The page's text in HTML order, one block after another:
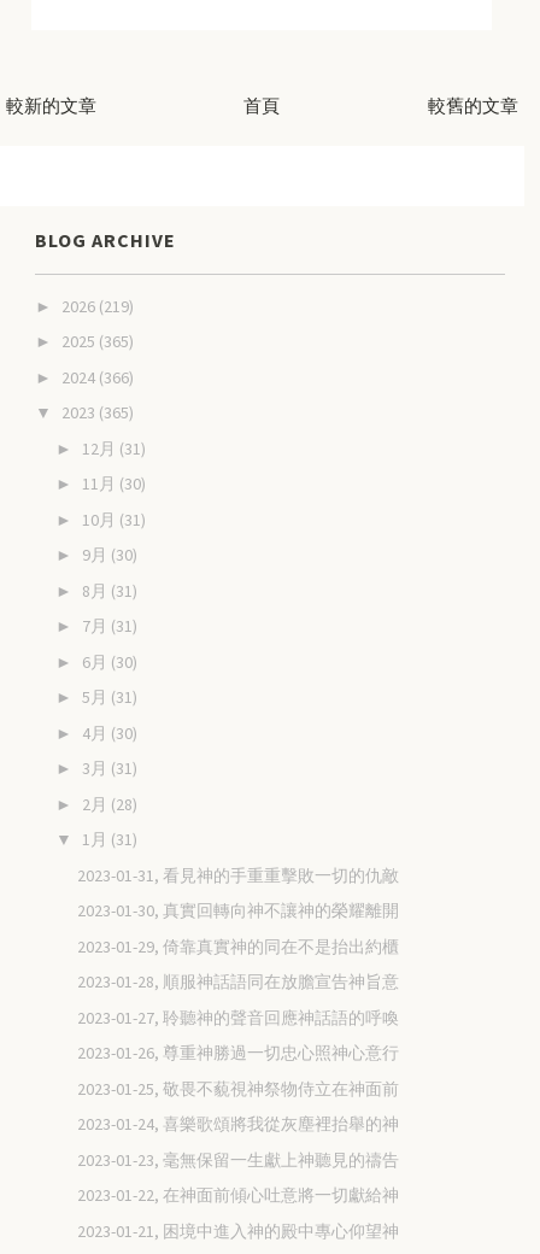
較新的文章 較舊的文章
首頁
BLOG ARCHIVE
► 2026 (219)
► 2025 (365)
► 2024 (366)
▼ 2023 (365)
► 12月 (31)
► 11月 (30)
► 10月 (31)
► 9月 (30)
► 8月 (31)
► 7月 (31)
► 6月 (30)
► 5月 (31)
► 4月 (30)
► 3月 (31)
► 2月 (28)
▼ 1月 (31)
2023-01-31, 看見神的手重重擊敗一切的仇敵
2023-01-30, 真實回轉向神不讓神的榮耀離開
2023-01-29, 倚靠真實神的同在不是抬出約櫃
2023-01-28, 順服神話語同在放膽宣告神旨意
2023-01-27, 聆聽神的聲音回應神話語的呼喚
2023-01-26, 尊重神勝過一切忠心照神心意行
2023-01-25, 敬畏不藐視神祭物侍立在神面前
2023-01-24, 喜樂歌頌將我從灰塵裡抬舉的神
2023-01-23, 毫無保留一生獻上神聽見的禱告
2023-01-22, 在神面前傾心吐意將一切獻給神
2023-01-21, 困境中進入神的殿中專心仰望神